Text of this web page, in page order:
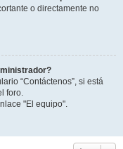
o directamente no
“Contáctenos”, si está
foro.
"El equipo".